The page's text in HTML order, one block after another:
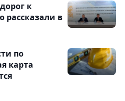
к
в
по
карта